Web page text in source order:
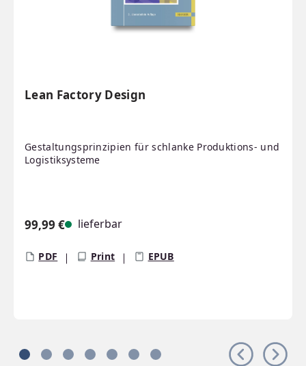
Lean Factory Design
Gestaltungsprinzipien für schlanke Produktions- und
Logistiksysteme
99,99 € lieferbar
PDF Print EPUB